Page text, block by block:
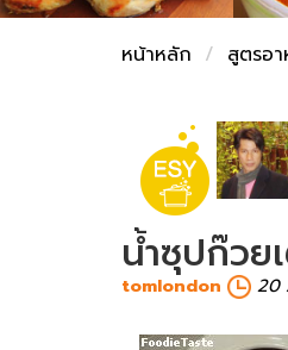
หน้าหลัก สูตรอ
น้ำซุปก๊วย
tomlondon 20